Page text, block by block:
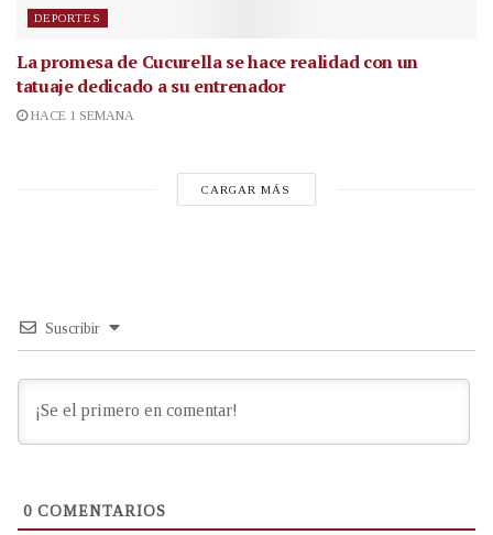
DEPORTES
La promesa de Cucurella se hace realidad con un
tatuaje dedicado a su entrenador
HACE 1 SEMANA
CARGAR MÁS
Suscribir
0 COMENTARIOS